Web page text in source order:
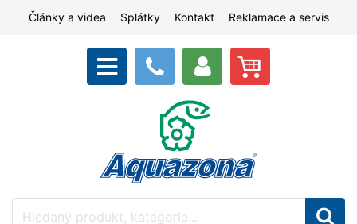
Články a videa Splátky Kontakt Reklamace a servis